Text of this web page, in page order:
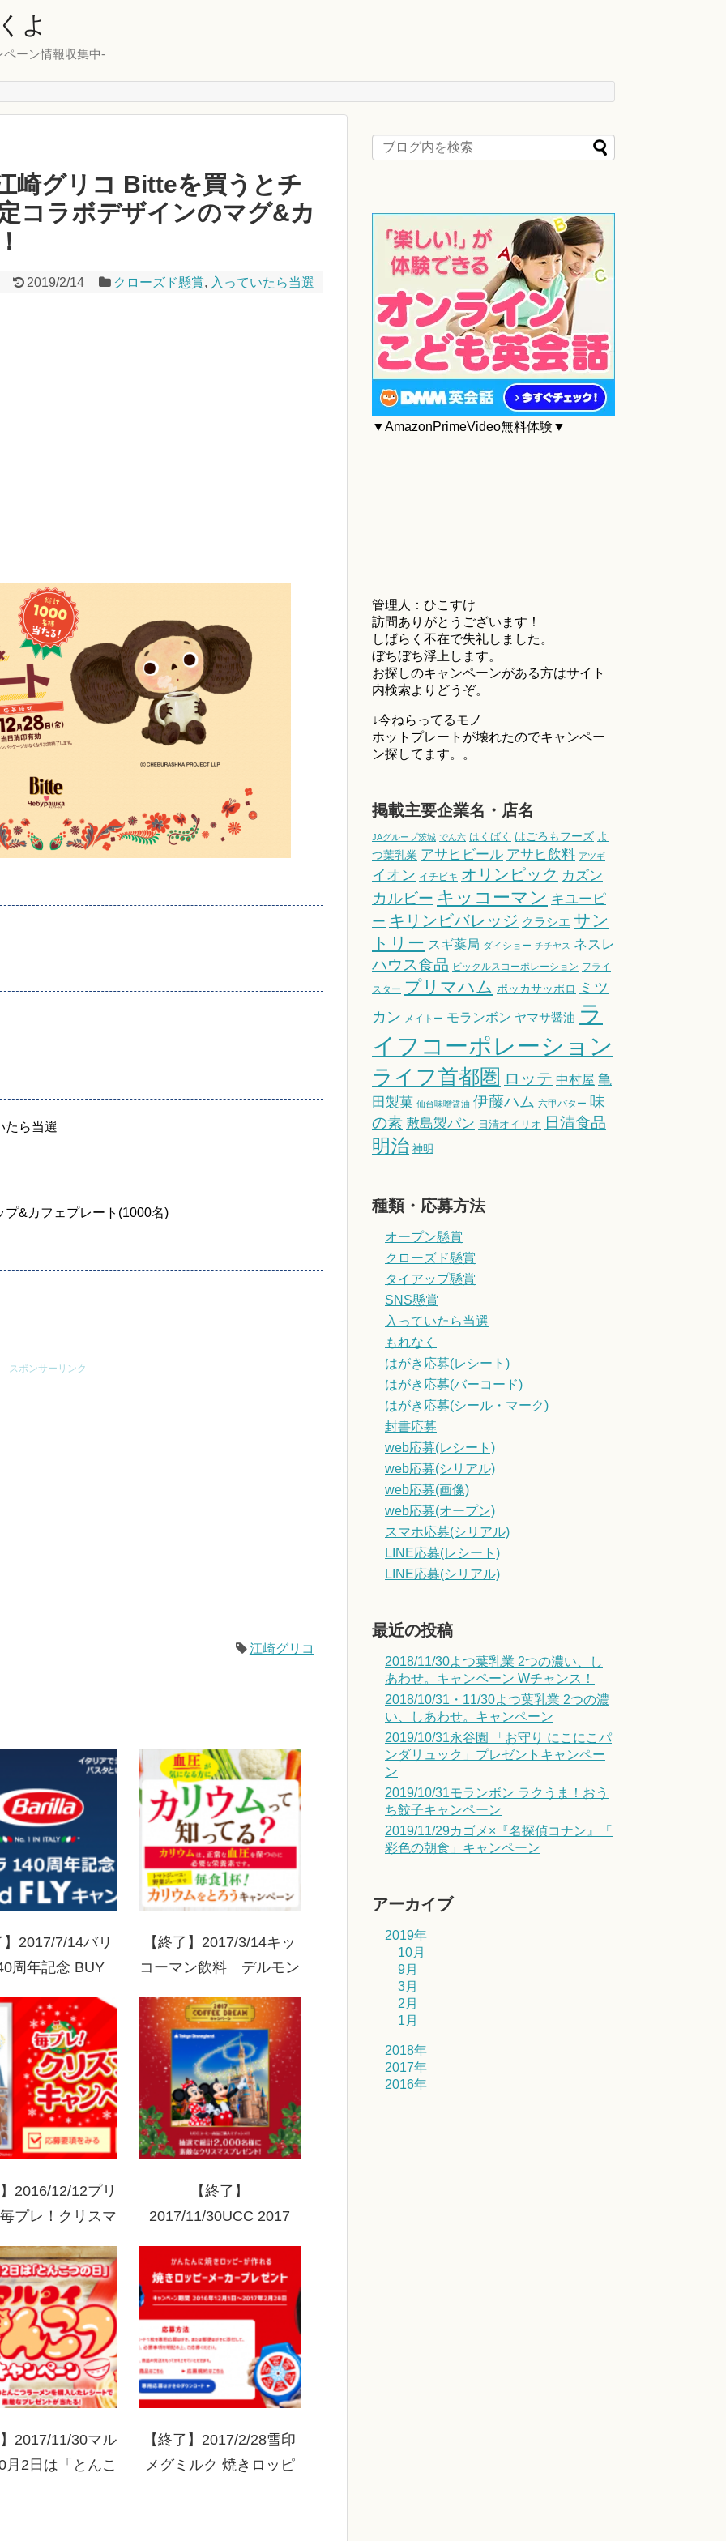
よ
ーン情報収集中-
崎グリコ Bitteを買うとチ
コラボデザインのマグ&カ
2019/2/14 クローズド懸賞, 入っていたら当選
たら当選
&カフェプレート(1000名)
スポンサーリンク
江崎グリコ
2017/7/14バリ
周年記念 BUY
BUYコース
【終了】2017/3/14キッ
コーマン飲料 デルモン
をとろうキャンペーン」
2016/12/12プリ
プレ！クリスマ
【終了】
2017/11/30UCC 2017
ペーン
2017/11/30マル
月2日は「とんこ
【終了】2017/2/28雪印
メグミルク 焼きロッピ
▼AmazonPrimeVideo無料体験▼
管理人：ひこすけ
訪問ありがとうございます！
しばらく不在で失礼しました。
ぼちぼち浮上します。
お探しのキャンペーンがある方はサイト
内検索よりどうぞ。
↓今ねらってるモノ
ホットプレートが壊れたのでキャンペー
ン探してます。。
掲載主要企業名・店名
JAグループ茨城 でん六 はくばく はごろもフーズ よ
つ葉乳業 アサヒビール アサヒ飲料 アツギ
イオン イチビキ オリンピック カズン
カルビー キッコーマン キユーピ
ー キリンビバレッジ クラシエ サン
トリー スギ薬局 ダイショー チチヤス ネスレ
ハウス食品 ピックルスコーポレーション フライ
スター プリマハム ポッカサッポロ
ミツ
カン メイトー モランボン ヤマサ醤油 ラ
イフコーポレーション
ライフ首都圏 ロッテ 中村屋 亀
田製菓 仙台味噌醤油 伊藤ハム 六甲バター 味
の素 敷島製パン 日清オイリオ 日清食品
明治 神明
種類・応募方法
オープン懸賞
クローズド懸賞
タイアップ懸賞
SNS懸賞
入っていたら当選
もれなく
はがき応募(レシート)
はがき応募(バーコード)
はがき応募(シール・マーク)
封書応募
web応募(レシート)
web応募(シリアル)
web応募(画像)
web応募(オープン)
スマホ応募(シリアル)
LINE応募(レシート)
LINE応募(シリアル)
最近の投稿
2018/11/30よつ葉乳業 2つの濃い、し
あわせ。キャンペーン Wチャンス！
2018/10/31・11/30よつ葉乳業 2つの濃
い、しあわせ。キャンペーン
2019/10/31永谷園 「お守り にこにこパ
ンダリュック」プレゼントキャンペー
ン
2019/10/31モランボン ラクうま！おう
ち餃子キャンペーン
2019/11/29カゴメ×『名探偵コナン』「
彩色の朝食」キャンペーン
アーカイブ
2019年
10月
9月
3月
2月
1月
2018年
2017年
2016年